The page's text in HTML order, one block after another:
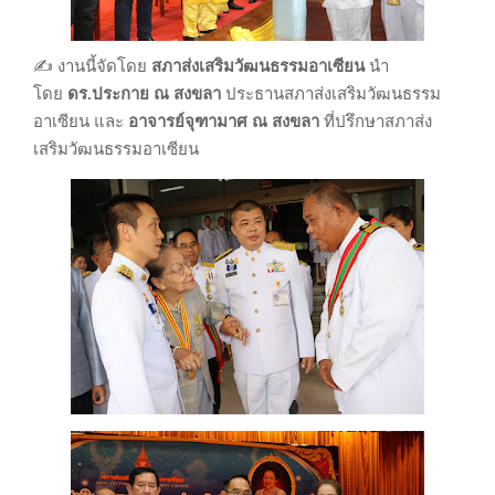
✍️ งานนี้จัดโดย สภาส่งเสริมวัฒนธรรมอาเซียนนำ
โดย ดร.ประกาย ณ สงขลา ประธานสภาส่งเสริมวัฒนธรรม
อาเซียน และ อาจารย์จุฑามาศ ณ สงขลา ที่ปรึกษาสภาส่ง
เสริมวัฒนธรรมอาเซียน